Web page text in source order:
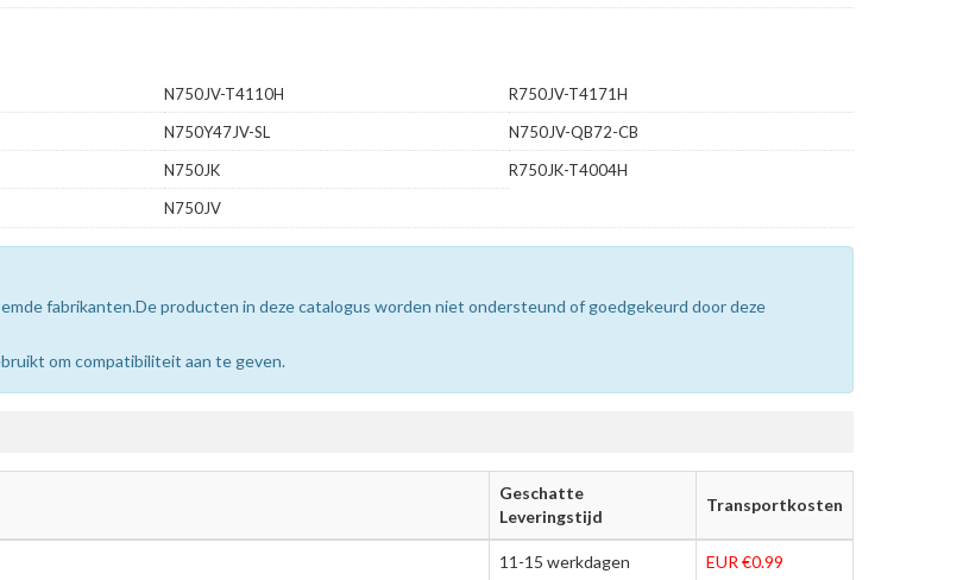
N750JV-T4110H
R750JV-T4171H
N750Y47JV-SL
N750JV-QB72-CB
N750JK
R750JK-T4004H
N750JV
fabrikanten.De producten in deze catalogus worden niet ondersteund of goedgekeurd door deze
om compatibiliteit aan te geven.
Geschatte
Leveringstijd
Transportkosten
11-15 werkdagen EUR €0.99